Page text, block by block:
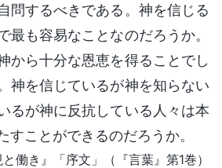
問するべきである。神を信じる
最も容易なことなのだろうか。
から十分な恩恵を得ることでし
神を信じているが神を知らない
るが神に反抗している人々は本
すことができるのだろうか。
と働き』「序文」（『言葉』第1巻）